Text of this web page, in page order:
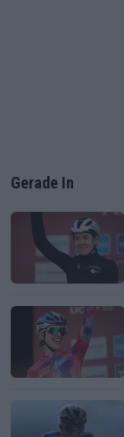
Gerade In